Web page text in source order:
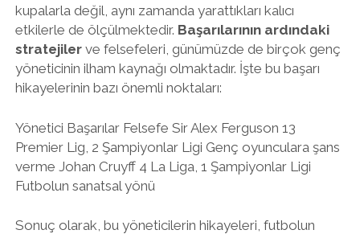
kupalarla değil, aynı zamanda yarattıkları kalıcı
etkilerle de ölçülmektedir. Başarılarının ardındaki
stratejilerve felsefeleri, günümüzde de birçok genç
yöneticinin ilham kaynağı olmaktadır. İşte bu başarı
hikayelerinin bazı önemli noktaları:
Yönetici Başarılar Felsefe Sir Alex Ferguson 13
Premier Lig, 2 Şampiyonlar Ligi Genç oyunculara şans
verme Johan Cruyff 4 La Liga, 1 Şampiyonlar Ligi
Futbolun sanatsal yönü
Sonuç olarak, bu yöneticilerin hikayeleri, futbolun